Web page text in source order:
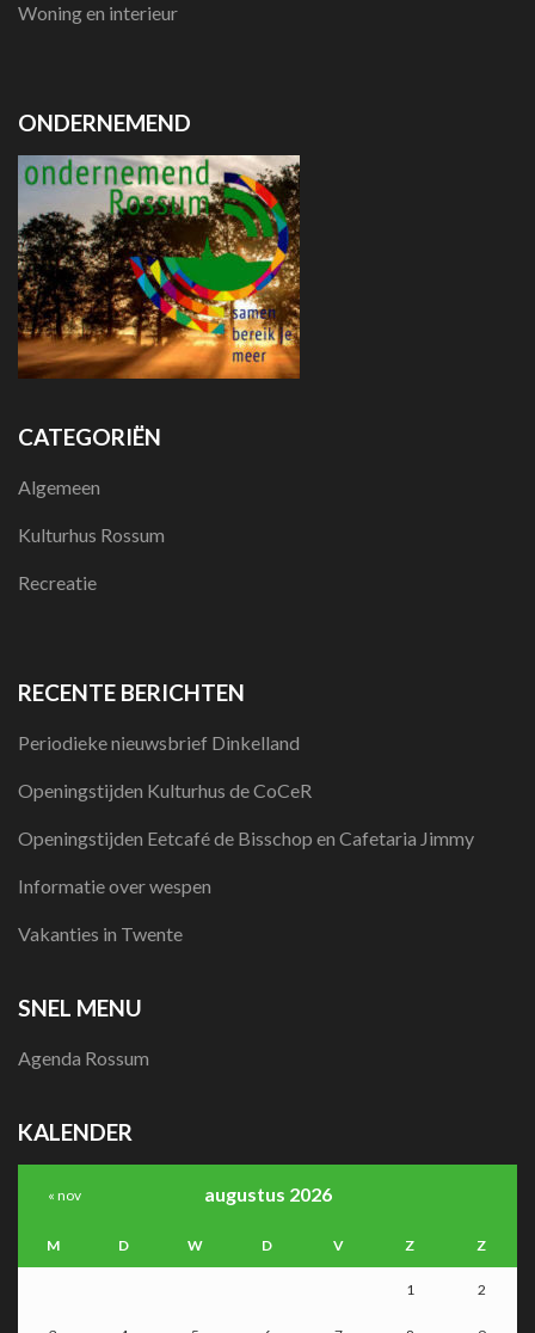
Woning en interieur
ONDERNEMEND
CATEGORIËN
Algemeen
Kulturhus Rossum
Recreatie
RECENTE BERICHTEN
Periodieke nieuwsbrief Dinkelland
Openingstijden Kulturhus de CoCeR
Openingstijden Eetcafé de Bisschop en Cafetaria Jimmy
Informatie over wespen
Vakanties in Twente
SNEL MENU
Agenda Rossum
KALENDER
augustus 2026
M D W D V Z Z
1 2
« nov